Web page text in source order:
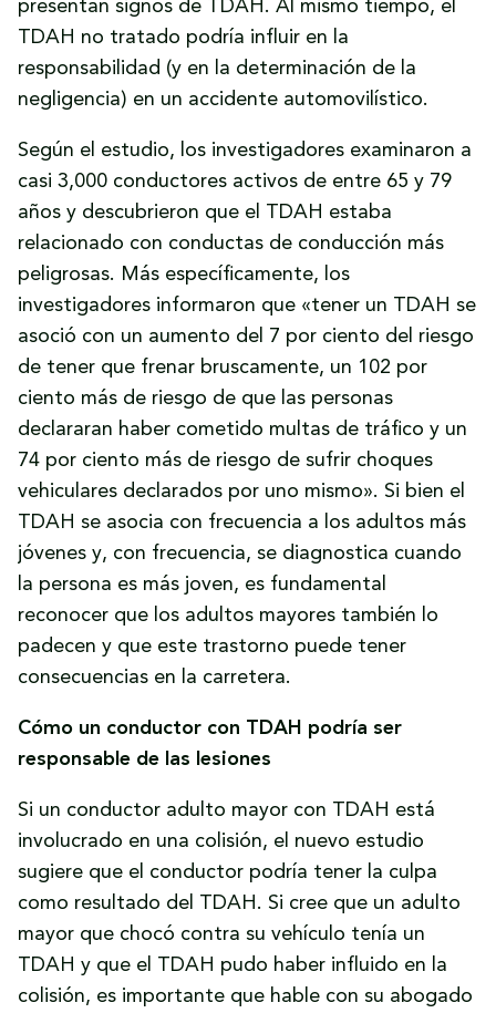
presentan signos de TDAH. Al mismo tiempo, el
TDAH no tratado podría influir en la
responsabilidad (y en la determinación de la
negligencia) en un accidente automovilístico.
Según el estudio, los investigadores examinaron a
casi 3,000 conductores activos de entre 65 y 79
años y descubrieron que el TDAH estaba
relacionado con conductas de conducción más
peligrosas. Más específicamente, los
investigadores informaron que «tener un TDAH se
asoció con un aumento del 7 por ciento del riesgo
de tener que frenar bruscamente, un 102 por
ciento más de riesgo de que las personas
declararan haber cometido multas de tráfico y un
74 por ciento más de riesgo de sufrir choques
vehiculares declarados por uno mismo». Si bien el
TDAH se asocia con frecuencia a los adultos más
jóvenes y, con frecuencia, se diagnostica cuando
la persona es más joven, es fundamental
reconocer que los adultos mayores también lo
padecen y que este trastorno puede tener
consecuencias en la carretera.
Cómo un conductor con TDAH podría ser
responsable de las lesiones
Si un conductor adulto mayor con TDAH está
involucrado en una colisión, el nuevo estudio
sugiere que el conductor podría tener la culpa
como resultado del TDAH. Si cree que un adulto
mayor que chocó contra su vehículo tenía un
TDAH y que el TDAH pudo haber influido en la
colisión, es importante que hable con su abogado